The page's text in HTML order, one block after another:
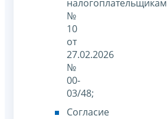
налогоплательщикам
№
10
от
27.02.2026
№
00-
03/48;
Согласие